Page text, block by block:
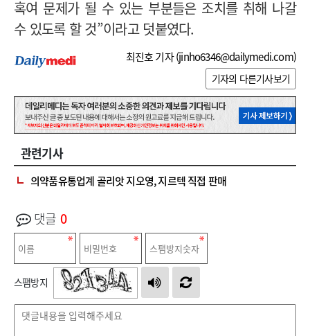
혹여 문제가 될 수 있는 부분들은 조치를 취해 나갈
수 있도록 할 것”이라고 덧붙였다.
최진호 기자 (jinho6346@dailymedi.com)
기자의 다른기사보기
관련기사
의약품유통업계 골리앗 지오영, 지르텍 직접 판매
댓글 0
스팸방지